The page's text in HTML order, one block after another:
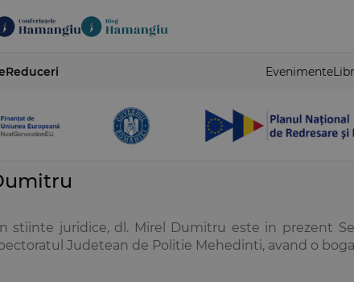
Reduceri Evenimente
stiinte juridice, dl. Mirel Dumitru este in prezent
Judetean de Politie Mehedinti, avand o